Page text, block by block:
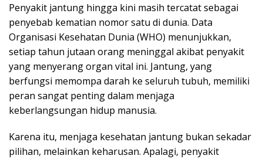
Penyakit jantung hingga kini masih tercatat sebagai
penyebab kematian nomor satu di dunia. Data
Organisasi Kesehatan Dunia (WHO) menunjukkan,
setiap tahun jutaan orang meninggal akibat penyakit
yang menyerang organ vital ini. Jantung, yang
berfungsi memompa darah ke seluruh tubuh, memiliki
peran sangat penting dalam menjaga
keberlangsungan hidup manusia.
Karena itu, menjaga kesehatan jantung bukan sekadar
pilihan, melainkan keharusan. Apalagi, penyakit